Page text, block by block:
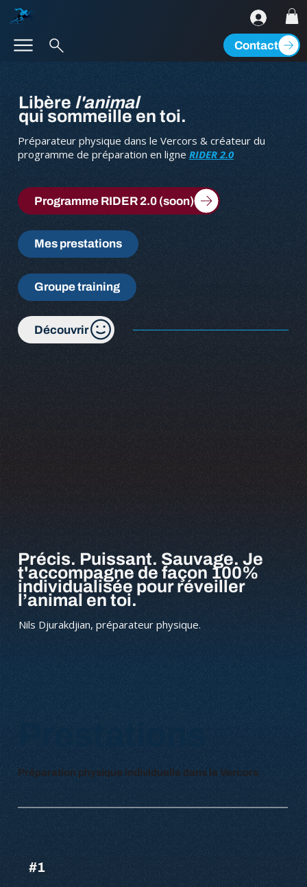
Contact
Programme RIDER 2.0 (soon)
Mes prestations
Groupe training
Découvrir
Libèrel'animal
qui sommeille en toi.
Préparateur physique dans le Vercors & créateur du
programme de préparation en ligne RIDER 2.0
Précis. Puissant. Sauvage. Je
t'accompagne de façon 100%
individualisée pour réveiller
l’animal en toi.
Nils Djurakdjian, préparateur physique.
#1
Prestations
Préparation physique individuelle dans le Vercors